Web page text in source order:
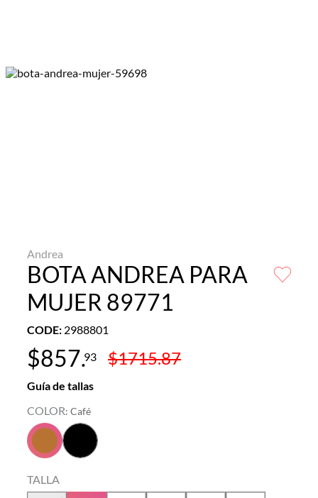
Andrea
BOTA ANDREA PARA
MUJER 89771
CODE: 2988801
$857.93 $1715.87
Guía de tallas
COLOR: Café
TALLA